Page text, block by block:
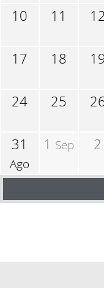
10 11 12
17 18 19
24 25
31
Ago
1 Sep 2